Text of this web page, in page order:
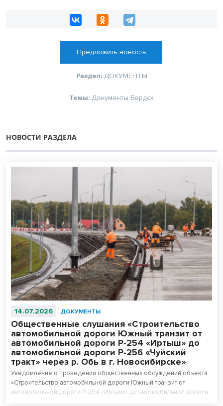
Предложить новость
Раздел: ДОКУМЕНТЫ
Темы: Документы Бердск
НОВОСТИ РАЗДЕЛА
14.07.2026 ДОКУМЕНТЫ
Общественные слушания «Строительство
автомобильной дороги Южный транзит от
автомобильной дороги Р-254 «Иртыш» до
автомобильной дороги Р-256 «Чуйский
тракт» через р. Обь в г. Новосибирске»
Уведомление о проведении общественных обсуждений объекта
«Строительство автомобильной дороги Южный транзит от
автомобильной дороги Р-254 «Иртыш» до автомобильной дороги